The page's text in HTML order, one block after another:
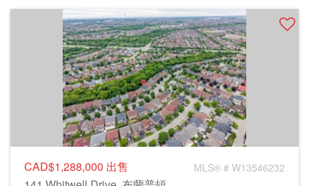
CAD$1,288,000 出售 MLS® # W13546232